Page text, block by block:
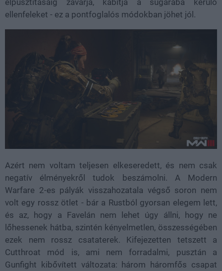
ellenfeleket - ez a pontfoglalós módokban jöhet jól.
Azért nem voltam teljesen elkeseredett, és nem csak
negatív élményekről tudok beszámolni. A Modern
Warfare 2-es pályák visszahozatala végső soron nem
volt egy rossz ötlet - bár a Rustból gyorsan elegem lett,
és az, hogy a Favelán nem lehet úgy állni, hogy ne
lőhessenek hátba, szintén kényelmetlen, összességében
ezek nem rossz csataterek. Kifejezetten tetszett a
Cutthroat mód is, ami nem forradalmi, pusztán a
Gunfight kibővített változata: három háromfős csapat